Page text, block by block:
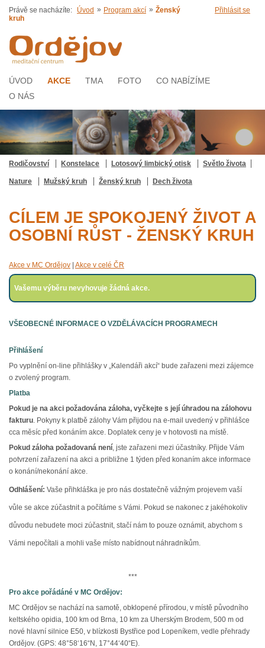
Přihlásit se
Právě se nacházíte: Úvod » Program akcí » Ženský
kruh
ÚVOD AKCE TMA FOTO
CO NABÍZÍME
O NÁS
Rodičovství Konstelace Lotosový limbický otisk Světlo života
Nature Mužský kruh Ženský kruh Dech života
CÍLEM JE SPOKOJENÝ ŽIVOT A
OSOBNÍ RŮST - ŽENSKÝ KRUH
Akce v MC Ordějov Akce v celé ČR
Vašemu výběru nevyhovuje žádná akce.
VŠEOBECNÉ INFORMACE O VZDĚLÁVACÍCH PROGRAMECH
Přihlášení
Po vyplnění on-line přihlášky v „Kalendáři akcí“ bude zařazeni mezi zájemce
o zvolený program.
Platba
Pokud je na akci požadována záloha, vyčkejte s její úhradou na zálohovu
fakturu. Pokyny k platbě zálohy Vám přijdou na e-mail uvedený v přihlášce
cca měsíc před konáním akce. Doplatek ceny je v hotovosti na místě.
Pokud záloha požadovaná není, jste zařazeni mezi účastníky. Přijde Vám
potvrzení zařazení na akci a približne 1 týden před konaním akce informace
o konání/nekonání akce.
Odhlášení: Vaše přihkláška je pro nás dostatečně vážným projevem vaší
vůle se akce zúčastnit a počítáme s Vámi. Pokud se nakonec z jakéhokoliv
důvodu nebudete moci zúčastnit, stačí nám to pouze oznámit, abychom s
Vámi nepočítali a mohli vaše místo nabídnout náhradníkům.
***
Pro akce pořádáné v MC Ordějov:
MC Ordějov se nachází na samotě, obklopené přírodou, v místě původního
keltského opidia, 100 km od Brna, 10 km za Uherským Brodem, 500 m od
nové hlavní silnice E50, v blízkosti Bystřice pod Lopeníkem, vedle přehrady
Ordějov. (GPS: 48°58‘16“N, 17°44‘40“E).